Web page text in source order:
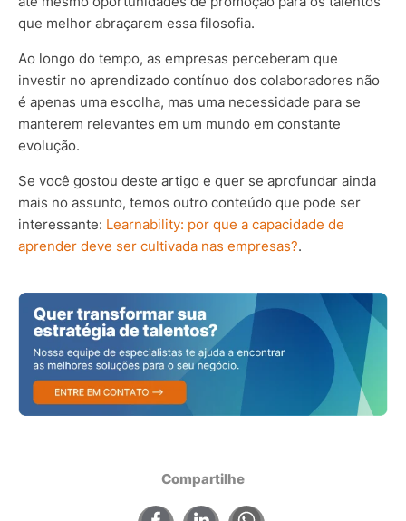
que melhor abraçarem essa filosofia.
Ao longo do tempo, as empresas perceberam que
investir no aprendizado contínuo dos colaboradores não
é apenas uma escolha, mas uma necessidade para se
manterem relevantes em um mundo em constante
evolução.
Se você gostou deste artigo e quer se aprofundar ainda
mais no assunto, temos outro conteúdo que pode ser
interessante: Learnability: por que a capacidade de
aprender deve ser cultivada nas empresas?.
Compartilhe